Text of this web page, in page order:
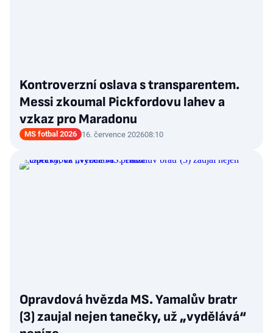
Kontroverzní oslava s transparentem.
Messi zkoumal Pickfordovu lahev a
vzkaz pro Maradonu
MS fotbal 2026 16. července 202608:10
Opravdová hvězda MS. Yamalův bratr
(3) zaujal nejen tanečky, už „vydělává“